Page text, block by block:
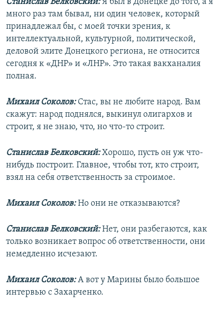
Станислав Белковский:Я был в Донецке до того, а я
много раз там бывал, ни один человек, который
принадлежал бы, с моей точки зрения, к
интеллектуальной, культурной, политической,
деловой элите Донецкого региона, не относится
сегодня к «ДНР» и «ЛНР». Это такая вакханалия
полная.
Михаил Соколов:Стас, вы не любите народ. Вам
скажут: народ поднялся, выкинул олигархов и
строит, я не знаю, что, но что-то строит.
Станислав Белковский:Хорошо, пусть он уж что-
нибудь построит. Главное, чтобы тот, кто строит,
взял на себя ответственность за строимое.
Михаил Соколов:Но они не отказываются?
Станислав Белковский:Нет, они разбегаются, как
только возникает вопрос об ответственности, они
немедленно исчезают.
Михаил Соколов:А вот у Марины было большое
интервью с Захарченко.